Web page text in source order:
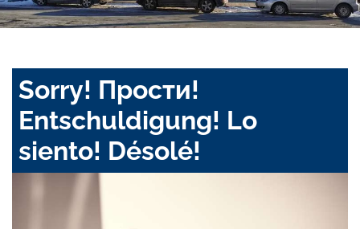
Sorry! Прости!
Entschuldigung! Lo
siento! Désolé!